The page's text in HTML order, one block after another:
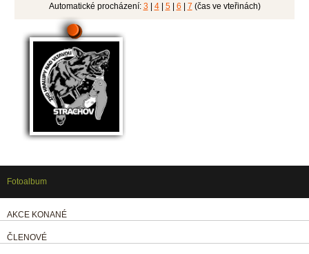
Automatické procházení: 3 | 4| 5| 6 | 7 (čas ve vteřinách)
Fotoalbum
AKCE KONANÉ
ČLENOVÉ